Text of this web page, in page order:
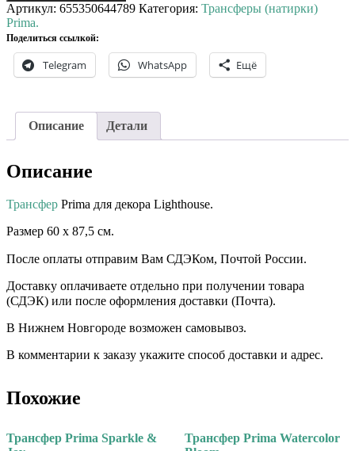
Артикул: 655350644789 Категория: Трансферы (натирки)
Prima.
Поделиться ссылкой:
Telegram WhatsApp Ещё
Описание Детали
Описание
Трансфер Prima для декора Lighthouse.
Размер 60 х 87,5 см.
После оплаты отправим Вам СДЭКом, Почтой России. ⠀⠀
Доставку оплачиваете отдельно при получении товара
(СДЭК) или после оформления доставки (Почта). ⠀⠀ ⠀⠀
В Нижнем Новгороде возможен самовывоз.
В комментарии к заказу укажите способ доставки и адрес.
Похожие
Трансфер Prima Sparkle &
Трансфер Prima Watercolor